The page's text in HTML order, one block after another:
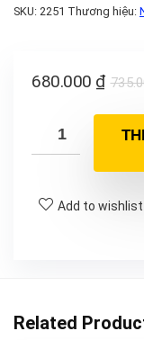
SKU: 2251 Thương hiệu:
680.000 ₫
Add to wishlist
Related